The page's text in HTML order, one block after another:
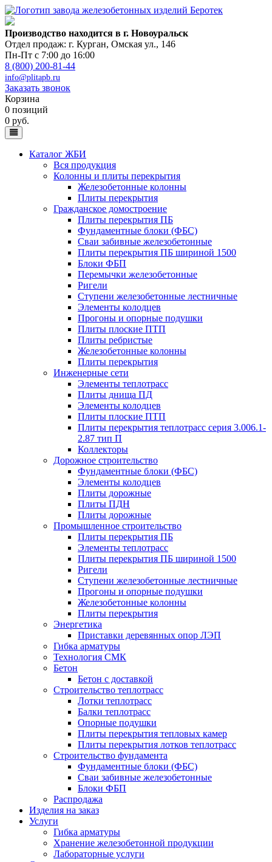
Производство находится в г. Новоуральск
Отдел продаж: г. Курган, Омская ул., 146
Пн-Пт с 7:00 до 16:00
8 (800) 200-81-44
info@plitapb.ru
Заказать звонок
Корзина
0 позиций
0 руб.
Каталог ЖБИ
Вся продукция
Колонны и плиты перекрытия
Железобетонные колонны
Плиты перекрытия
Гражданское домостроение
Плиты перекрытия ПБ
Фундаментные блоки (ФБС)
Сваи забивные железобетонные
Плиты перекрытия ПБ шириной 1500
Блоки ФБП
Перемычки железобетонные
Ригели
Ступени железобетонные лестничные
Элементы колодцев
Прогоны и опорные подушки
Плиты плоские ПТП
Плиты ребристые
Железобетонные колонны
Плиты перекрытия
Инженерные сети
Элементы теплотрасс
Плиты днища ПД
Элементы колодцев
Плиты плоские ПТП
Плиты перекрытия теплотрасс серия 3.006.1-
2.87 тип П
Коллекторы
Дорожное строительство
Фундаментные блоки (ФБС)
Элементы колодцев
Плиты дорожные
Плиты ПДН
Плиты дорожные
Промышленное строительство
Плиты перекрытия ПБ
Элементы теплотрасс
Плиты перекрытия ПБ шириной 1500
Ригели
Ступени железобетонные лестничные
Прогоны и опорные подушки
Железобетонные колонны
Плиты перекрытия
Энергетика
Приставки деревянных опор ЛЭП
Гибка арматуры
Технология СМК
Бетон
Бетон с доставкой
Строительство теплотрасс
Лотки теплотрасс
Балки теплотрасс
Опорные подушки
Плиты перекрытия тепловых камер
Плиты перекрытия лотков теплотрасс
Строительство фундамента
Фундаментные блоки (ФБС)
Сваи забивные железобетонные
Блоки ФБП
Распродажа
Изделия на заказ
Услуги
Гибка арматуры
Хранение железобетонной продукции
Лабораторные услуги